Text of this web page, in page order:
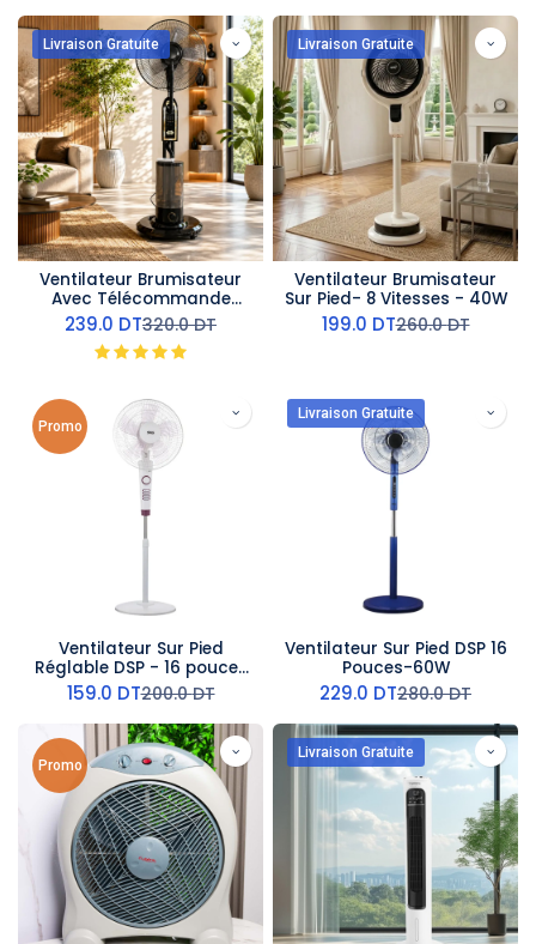
Livraison Gratuite
Ventilateur Brumisateur
Avec Télécommande
ORCA - 45W
239.0 DT320.0DT
Livraison Gratuite
Ventilateur Brumisateur
Sur Pied- 8 Vitesses - 40W
199.0 DT260.0DT
Promo
Ventilateur Sur Pied
Réglable DSP - 16 pouces
- 60 W
159.0 DT200.0DT
Livraison Gratuite
Ventilateur Sur Pied DSP 16
Pouces-60W
229.0 DT280.0DT
Promo
Livraison Gratuite